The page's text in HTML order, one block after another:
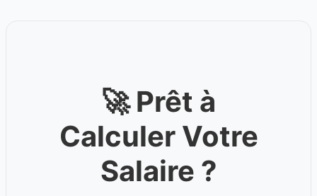
🚀 Prêt à
Calculer Votre
Salaire ?